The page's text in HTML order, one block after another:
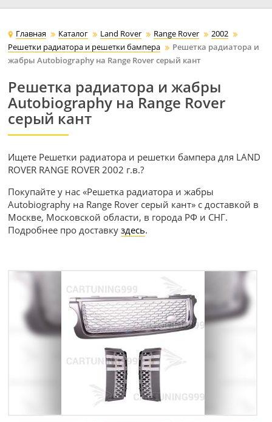
Главная Каталог Land Rover Range Rover
2002
Решетки радиатора и решетки бампера
Решетка радиатора и
жабры Autobiography на Range Rover серый кант
Решетка радиатора и жабры
Autobiography на Range Rover
серый кант
Ищете Решетки радиатора и решетки бампера для LAND
ROVER RANGE ROVER 2002 г.в.?
Покупайте у нас «Решетка радиатора и жабры
Autobiography на Range Rover серый кант» с доставкой в
Москве, Московской области, в города РФ и СНГ.
Подробнее про доставкуздесь.